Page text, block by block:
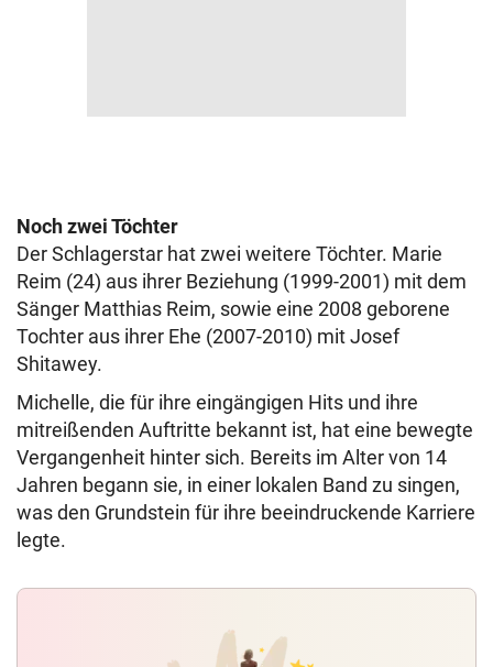
Noch zwei Töchter
Der Schlagerstar hat zwei weitere Töchter. Marie
Reim (24) aus ihrer Beziehung (1999-2001) mit dem
Sänger Matthias Reim, sowie eine 2008 geborene
Tochter aus ihrer Ehe (2007-2010) mit Josef
Shitawey.
Michelle, die für ihre eingängigen Hits und ihre
mitreißenden Auftritte bekannt ist, hat eine bewegte
Vergangenheit hinter sich. Bereits im Alter von 14
Jahren begann sie, in einer lokalen Band zu singen,
was den Grundstein für ihre beeindruckende Karriere
legte.